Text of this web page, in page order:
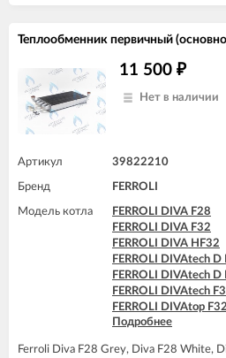
FERROLI DIVAtop
FERROLI DIVAtop
FERROLI DIVAtop
FERROLI DIVAtop
FERROLI DIVAtop ST
FERROLI DIVAtop ST
FERROLI DOMItech
FERROLI DOMItech
FERROLI DOMItech
FERROLI DOMItech
Теплообменник первичный
11 500 ₽
Нет в наличии
Артикул 39822210
Бренд FERROLI
Модель котла
FERROLI DIVA F28
FERROLI DIVA F32
FERROLI DIVA HF32
FERROLI DIVAtech D
FERROLI DIVAtech D
FERROLI DIVAtech
FERROLI DIVAtop F32
FERROLI DIVAtop
FERROLI DIVAtop
Подробнее
Ferroli Diva F28 Grey, Diva F28 White,